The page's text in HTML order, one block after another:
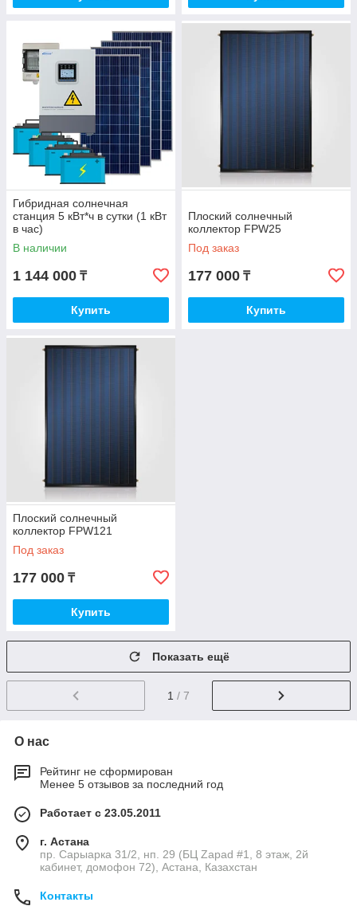
Гибридная солнечная
станция 5 кВт*ч в сутки (1 кВт
в час)
В наличии
1 144 000 ₸
Купить
Плоский солнечный
коллектор FPW25
Под заказ
177 000 ₸
Купить
Плоский солнечный
коллектор FPW121
Под заказ
177 000 ₸
Купить
Показать ещё
1 / 7
О нас
Рейтинг не сформирован
Менее 5 отзывов за последний год
Работает с 23.05.2011
г. Астана
пр. Сарыарка 31/2, нп. 29 (БЦ Zapad #1, 8 этаж, 2й
кабинет, домофон 72), Астана, Казахстан
Контакты